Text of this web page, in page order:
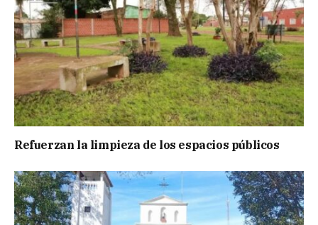
Refuerzan la limpieza de los espacios públicos